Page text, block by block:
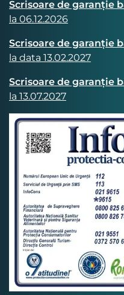
Scrisoare de garanție
la 06.12.2026
Scrisoare de garanție
la data 13.02.2027
Scrisoare de garanție
la 13.07.2027